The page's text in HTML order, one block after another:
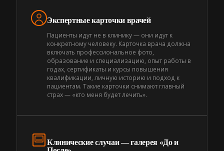
Экспертные карточки врачей
Пациенты идут не в клинику — они идут к
конкретному человеку. Карточка врача должна
включать профессиональное фото,
образование и специализацию, опыт работы в
годах, сертификаты и курсы повышения
квалификации, личную историю и подход к
пациентам. Такие карточки снимают главный
страх — «кто меня будет лечить».
Клинические случаи — галерея «До и